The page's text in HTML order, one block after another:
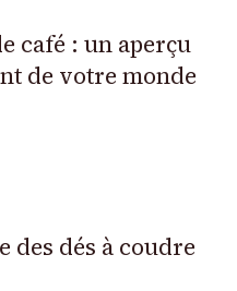
café : un aperçu
de votre monde
des dés à coudre